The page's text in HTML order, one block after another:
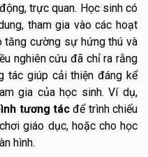
trực quan. Học sinh có
tham gia vào các hoạt
tăng cường sự hứng thú và
nghiên cứu đã chỉ ra rằng
tác giúp cải thiện đáng kể
gia của học sinh. Ví dụ,
tương tác để trình chiếu
giáo dục, hoặc cho học
hình.